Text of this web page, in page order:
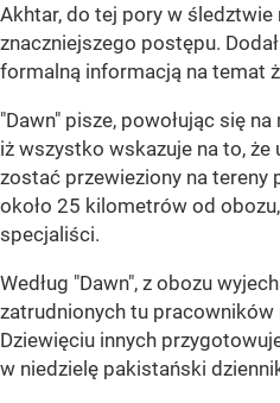
Akhtar, do tej pory w śledztwie
znaczniejszego postępu.
formalną informacją na temat
"Dawn" pisze, powołując się
iż wszystko wskazuje na to, że
zostać przewieziony na tereny
około 25 kilometrów od
specjaliści.
Według "Dawn", z obozu
zatrudnionych tu
Dziewięciu innych
w niedzielę pakistański